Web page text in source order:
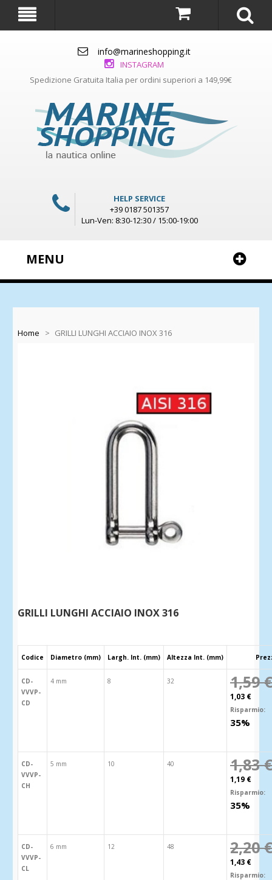
info@marineshopping.it
INSTAGRAM
Spedizione Gratuita Italia per ordini superiori a 149,99€
HELP SERVICE
+39 0187 501357
Lun-Ven: 8:30-12:30 / 15:00-19:00
MENU
Home > GRILLI LUNGHI ACCIAIO INOX 316
GRILLI LUNGHI ACCIAIO INOX 316
Codice Diametro (mm) Largh. Int. (mm) Altezza Int. (mm)
CD-
VVVP-
CD
4 mm 8 32 1,59 €
1,03 €
Risparmio:
35%
CD-
VVVP-
CH
5 mm 10 40 1,83 €
1,19 €
Risparmio:
35%
CD-
VVVP-
CL
6 mm 12 48 2,20 €
1,43 €
Risparmio: